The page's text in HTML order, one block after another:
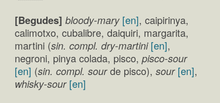
[Begudes] bloody-mary [en], caipirinya,
calimotxo, cubalibre, daiquiri, margarita,
martini (sin. compl. dry-martini [en],
negroni, pinya colada, pisco, pisco-sour
[en] (sin. compl. sourde pisco), sour [en],
whisky-sour [en]